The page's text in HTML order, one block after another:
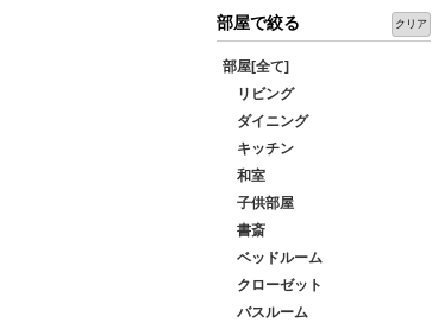
部屋で絞る クリア
部屋[全て]
リビング
ダイニング
キッチン
和室
子供部屋
書斎
ベッドルーム
クローゼット
バスルーム